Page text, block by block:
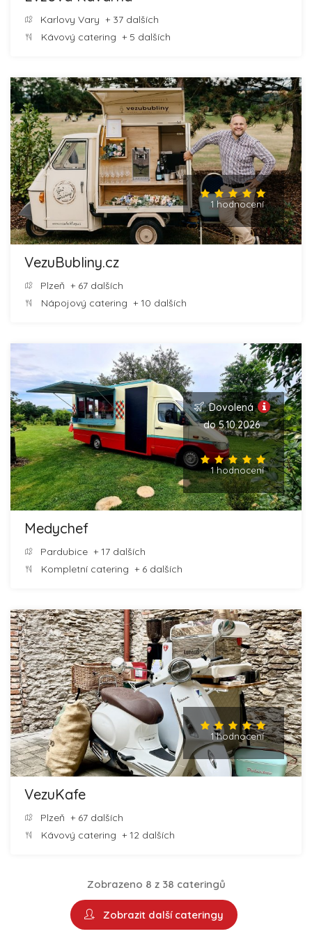
Karlovy Vary + 37 dalších
Kávový catering + 5 dalších
1 hodnocení
VezuBubliny.cz
Plzeň + 67 dalších
Nápojový catering + 10 dalších
Dovolená
do 5.10.2026
1 hodnocení
Medychef
Pardubice + 17 dalších
Kompletní catering + 6 dalších
1 hodnocení
VezuKafe
Plzeň + 67 dalších
Kávový catering + 12 dalších
Zobrazeno 8 z 38 cateringů
Zobrazit další cateringy